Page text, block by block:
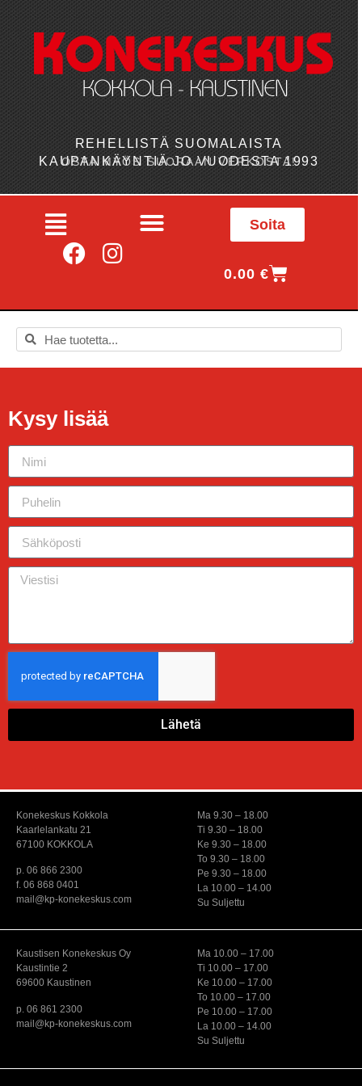
REHELLISTÄ SUOMALAISTA
KAUPANKÄYNTIÄ JO VUODESTA 1993
OSTA MYÖS SUORAAN VERKOSTA!
Soita
0.00€
Kysy lisää
Lähetä
Konekeskus Kokkola
Kaarlelankatu 21
67100 KOKKOLA
p. 06 866 2300
f. 06 868 0401
mail@kp-konekeskus.com
Ma 9.30 – 18.00
Ti 9.30 – 18.00
Ke 9.30 – 18.00
To 9.30 – 18.00
Pe 9.30 – 18.00
La 10.00 – 14.00
Su Suljettu
Kaustisen Konekeskus Oy
Kaustintie 2
69600 Kaustinen
p. 06 861 2300
mail@kp-konekeskus.com
Ma 10.00 – 17.00
Ti 10.00 – 17.00
Ke 10.00 – 17.00
To 10.00 – 17.00
Pe 10.00 – 17.00
La 10.00 – 14.00
Su Suljettu